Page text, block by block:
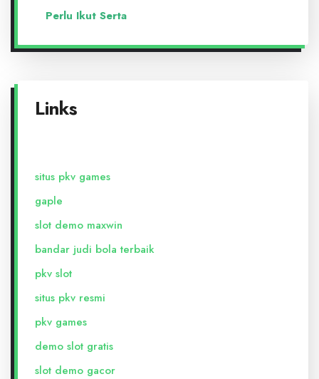
Perlu Ikut Serta
Links
situs pkv games
gaple
slot demo maxwin
bandar judi bola terbaik
pkv slot
situs pkv resmi
pkv games
demo slot gratis
slot demo gacor